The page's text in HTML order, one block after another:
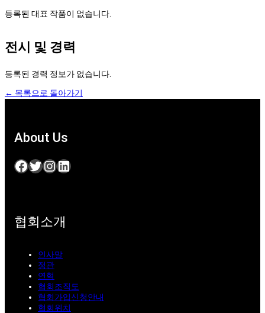
등록된 대표 작품이 없습니다.
전시 및 경력
등록된 경력 정보가 없습니다.
← 목록으로 돌아가기
About Us
Facebook Twitter InstagramLinkedIn
협회소개
인사말
정관
연혁
협회조직도
협회가입신청안내
협회위치